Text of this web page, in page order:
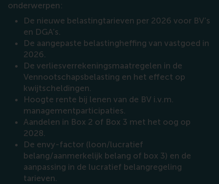
onderwerpen:
De nieuwe belastingtarieven per 2026 voor BV’s
en DGA’s.
De aangepaste belastingheffing van vastgoed in
2026.
De verliesverrekeningsmaatregelen in de
Vennootschapsbelasting en het effect op
kwijtscheldingen.
Hoogte rente bij lenen van de BV i.v.m.
managementparticipaties.
Aandelen in Box 2 of Box 3 met het oog op
2028.
De envy-factor (loon/lucratief
belang/aanmerkelijk belang of box 3) en de
aanpassing in de lucratief belangregeling
tarieven.